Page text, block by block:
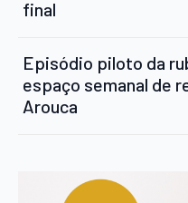
final
Episódio piloto da
espaço semanal de
Arouca